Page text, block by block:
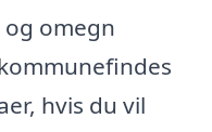
omegn
hvis du vil